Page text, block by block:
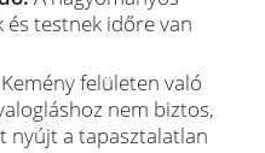
testnek időre van
Kemény felületen való
nem biztos,
nyújt a tapasztalatlan